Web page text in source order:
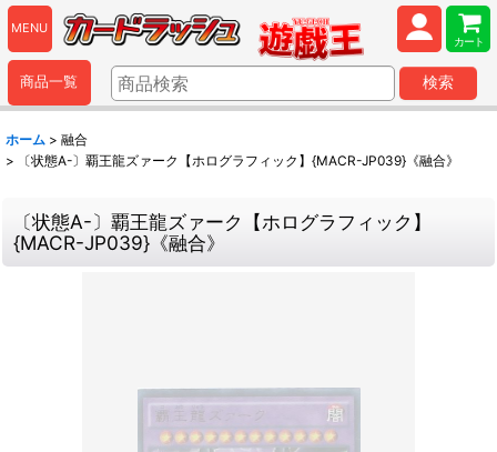
MENU
カート
商品一覧 検索
ホーム > 融合
>
〔状態A-〕覇王龍ズァーク【ホログラフィック】{MACR-JP039}《融合》
〔状態A-〕覇王龍ズァーク【ホログラフィック】
{MACR-JP039}《融合》